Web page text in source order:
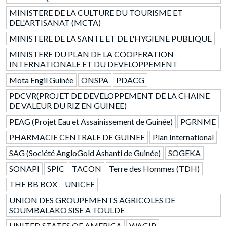
MINISTERE DE LA CULTURE DU TOURISME ET
DEL'ARTISANAT (MCTA)
MINISTERE DE LA SANTE ET DE L'HYGIENE PUBLIQUE
MINISTERE DU PLAN DE LA COOPERATION
INTERNATIONALE ET DU DEVELOPPEMENT
Mota Engil Guinée
ONSPA
PDACG
PDCVR(PROJET DE DEVELOPPEMENT DE LA CHAINE
DE VALEUR DU RIZ EN GUINEE)
PEAG (Projet Eau et Assainissement de Guinée)
PGRNME
PHARMACIE CENTRALE DE GUINEE
Plan International
SAG (Société AngloGold Ashanti de Guinée)
SOGEKA
SONAPI
SPIC TACON
Terre des Hommes (TDH)
THE BB BOX
UNICEF
UNION DES GROUPEMENTS AGRICOLES DE
SOUMBALAKO SISE A TOULDE